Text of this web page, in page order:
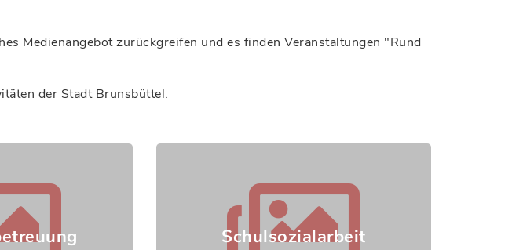
Medienangebot zurückgreifen und es finden Veranstaltungen "Rund
der Stadt Brunsbüttel.
Schulsozialarbeit